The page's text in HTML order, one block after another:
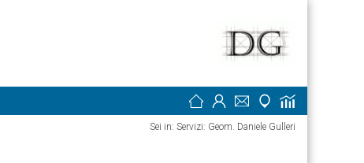
Sei in: Servizi: Geom. Daniele Gulleri